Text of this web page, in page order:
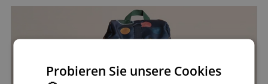
Probieren Sie unsere Cookies